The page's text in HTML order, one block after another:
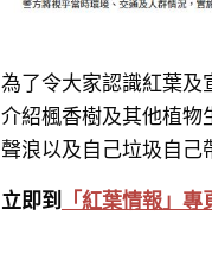
為了令大家認識紅葉及
介紹楓香樹及其他植物
聲浪以及自己垃圾自己
立即到 「紅葉情報」專